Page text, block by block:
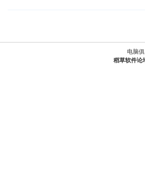
电脑
稻草软件论